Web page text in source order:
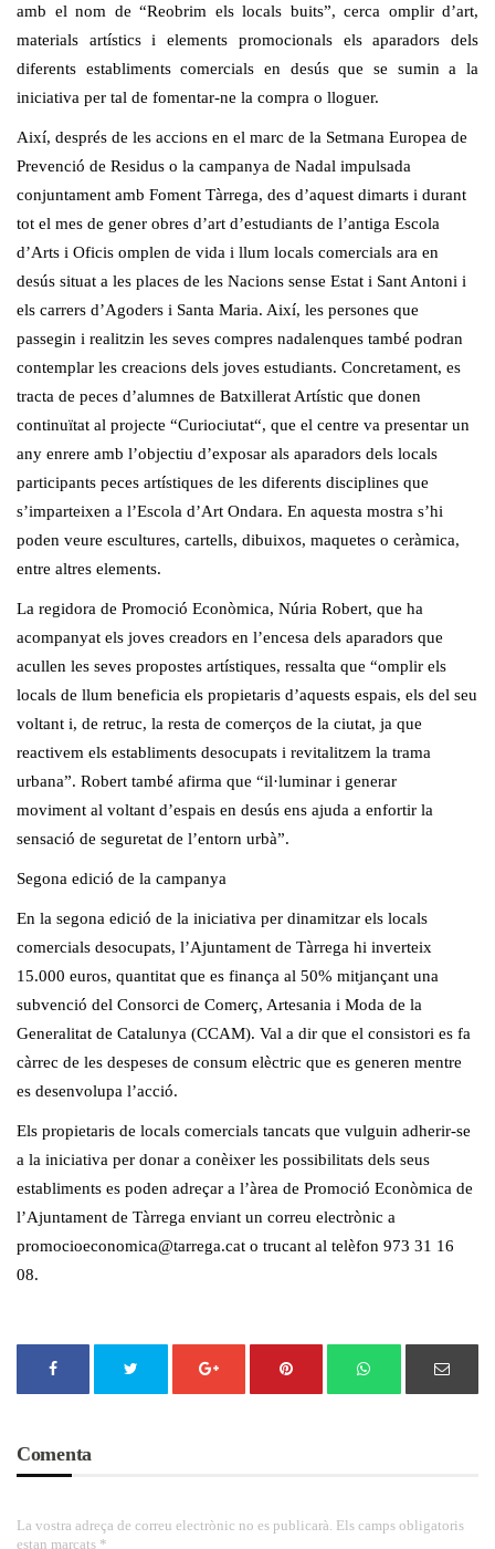
amb el nom de “Reobrim els locals buits”, cerca omplir d’art,
materials artístics i elements promocionals els aparadors dels
diferents establiments comercials en desús que se sumin a la
iniciativa per tal de fomentar-ne la compra o lloguer.
Així, després de les accions en el marc de la Setmana Europea de
Prevenció de Residus o la campanya de Nadal impulsada
conjuntament amb Foment Tàrrega, des d’aquest dimarts i durant
tot el mes de gener obres d’art d’estudiants de l’antiga Escola
d’Arts i Oficis omplen de vida i llum locals comercials ara en
desús situat a les places de les Nacions sense Estat i Sant Antoni i
els carrers d’Agoders i Santa Maria. Així, les persones que
passegin i realitzin les seves compres nadalenques també podran
contemplar les creacions dels joves estudiants. Concretament, es
tracta de peces d’alumnes de Batxillerat Artístic que donen
continuïtat al projecte “Curiociutat“, que el centre va presentar un
any enrere amb l’objectiu d’exposar als aparadors dels locals
participants peces artístiques de les diferents disciplines que
s’imparteixen a l’Escola d’Art Ondara. En aquesta mostra s’hi
poden veure escultures, cartells, dibuixos, maquetes o ceràmica,
entre altres elements.
La regidora de Promoció Econòmica, Núria Robert, que ha
acompanyat els joves creadors en l’encesa dels aparadors que
acullen les seves propostes artístiques, ressalta que “omplir els
locals de llum beneficia els propietaris d’aquests espais, els del seu
voltant i, de retruc, la resta de comerços de la ciutat, ja que
reactivem els establiments desocupats i revitalitzem la trama
urbana”. Robert també afirma que “il·luminar i generar
moviment al voltant d’espais en desús ens ajuda a enfortir la
sensació de seguretat de l’entorn urbà”.
Segona edició de la campanya
En la segona edició de la iniciativa per dinamitzar els locals
comercials desocupats, l’Ajuntament de Tàrrega hi inverteix
15.000 euros, quantitat que es finança al 50% mitjançant una
subvenció del Consorci de Comerç, Artesania i Moda de la
Generalitat de Catalunya (CCAM). Val a dir que el consistori es fa
càrrec de les despeses de consum elèctric que es generen mentre
es desenvolupa l’acció.
Els propietaris de locals comercials tancats que vulguin adherir-se
a la iniciativa per donar a conèixer les possibilitats dels seus
establiments es poden adreçar a l’àrea de Promoció Econòmica de
l’Ajuntament de Tàrrega enviant un correu electrònic a
promocioeconomica@tarrega.cat o trucant al telèfon 973 31 16
08.
Comenta
La vostra adreça de correu electrònic no es publicarà. Els camps obligatoris
estan marcats *